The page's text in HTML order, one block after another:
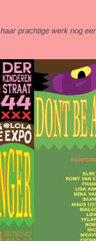
prachtige werk nog